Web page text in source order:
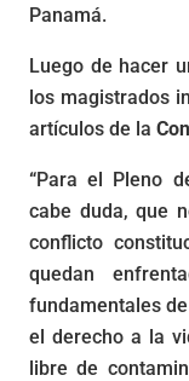
Panamá.
Luego de hacer
los magistrados
artículos de la
“Para el Pleno
cabe duda, que
conflicto
quedan
fundamentales
el derecho a la
libre de